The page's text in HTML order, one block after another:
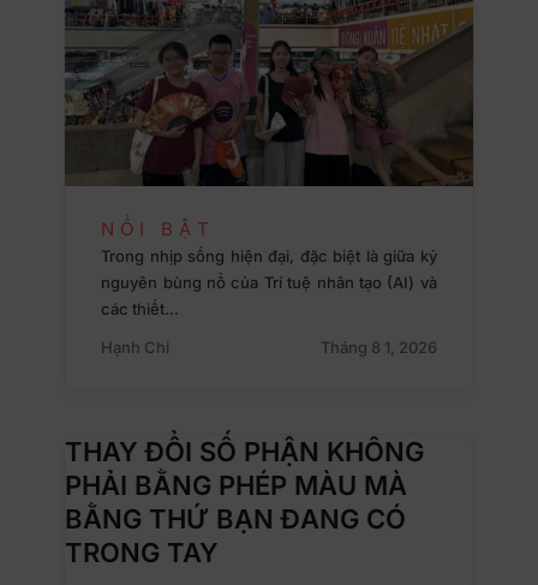
NỔI BẬT
Trong nhịp sống hiện đại, đặc biệt là giữa kỷ
nguyên bùng nổ của Trí tuệ nhân tạo (AI) và
các thiết…
Hạnh Chi
Tháng 8 1, 2026
THAY ĐỔI SỐ PHẬN KHÔNG
PHẢI BẰNG PHÉP MÀU MÀ
BẰNG THỨ BẠN ĐANG CÓ
TRONG TAY